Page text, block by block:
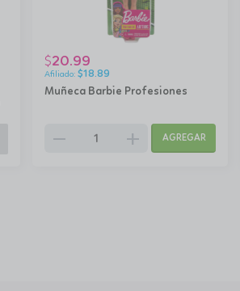
Muñeca Barbie Profesiones
$20.99
$18.89
remove add AGREGAR